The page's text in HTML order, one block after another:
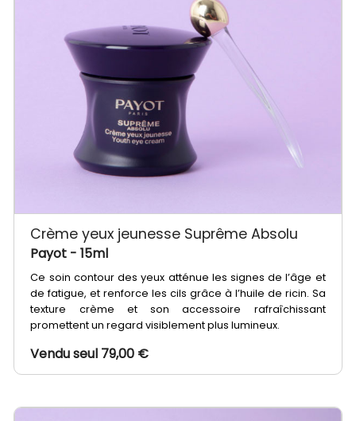
Crème yeux jeunesse Suprême Absolu
Payot - 15ml
Ce soin contour des yeux atténue les signes de l’âge et
de fatigue, et renforce les cils grâce à l’huile de ricin. Sa
texture crème et son accessoire rafraîchissant
promettent un regard visiblement plus lumineux.
Vendu seul 79,00 €